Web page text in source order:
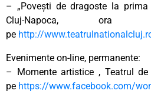
– „Povești de dragoste la prima
Cluj-Napoca, ora
pe http://
Evenimente on-line, permanente:
– Momente artistice , Teatrul
pe https://www.facebook.com/